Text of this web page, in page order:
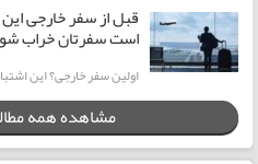
است سفرتان خراب
اولین سفر خارجی؟ این
مشاهده همه